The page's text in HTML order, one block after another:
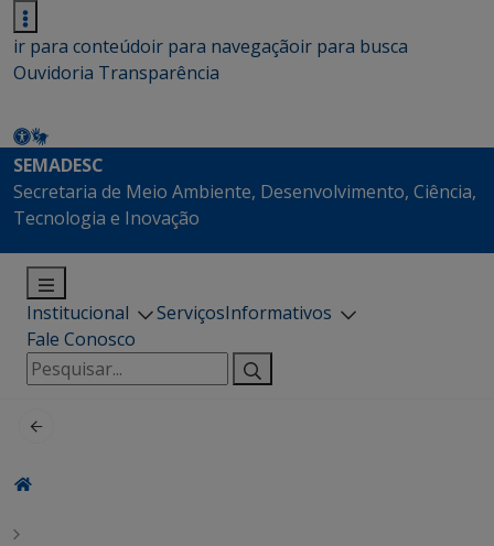
ir para conteúdoir para navegaçãoir para busca
Ouvidoria Transparência
SEMADESC
Secretaria de Meio Ambiente, Desenvolvimento, Ciência,
Tecnologia e Inovação
Institucional ServiçosInformativos
Fale Conosco
Pesquisar
por: